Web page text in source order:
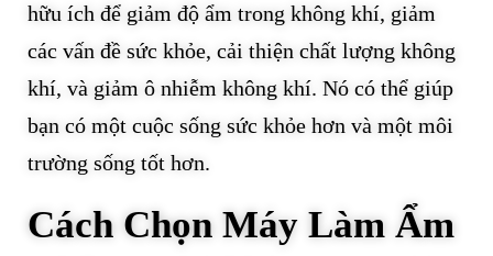
hữu ích để giảm độ ẩm trong không khí, giảm
các vấn đề sức khỏe, cải thiện chất lượng không
khí, và giảm ô nhiễm không khí. Nó có thể giúp
bạn có một cuộc sống sức khỏe hơn và một môi
trường sống tốt hơn.
Cách Chọn Máy Làm Ẩm